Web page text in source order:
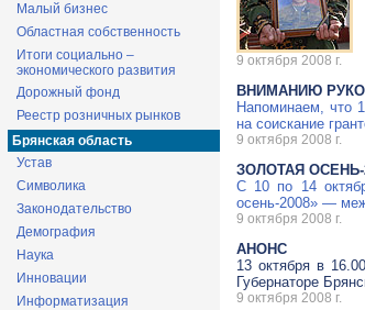
Малый бизнес
Областная собственность
Итоги социально –
экономического развития
Дорожный фонд
Реестр розничных рынков
Брянская область
Устав
Символика
Законодательство
Демография
Наука
Инновации
Информатизация
9 октября 2008 г.
ВНИМАНИЮ
Напоминаем, что
на соискание
9 октября 2008 г.
ЗОЛОТАЯ ОСЕНЬ-
С 10 по 14
осень-2008» —
9 октября 2008 г.
АНОНС
13 октября в
Губернаторе
9 октября 2008 г.